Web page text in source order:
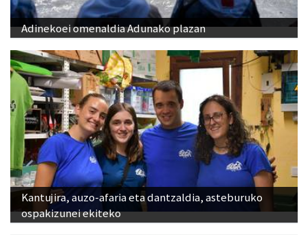
Adinekoei omenaldia Adunako plazan
Kantujira, auzo-afaria eta dantzaldia, asteburuko
ospakizunei ekiteko